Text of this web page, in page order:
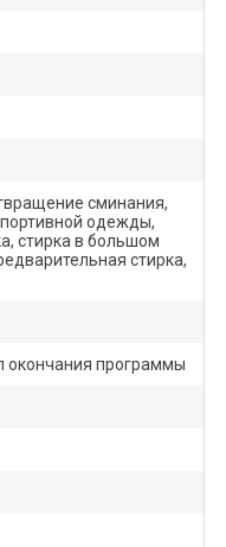
сминания,
одежды,
стирка в большом
стирка,
окончания программы